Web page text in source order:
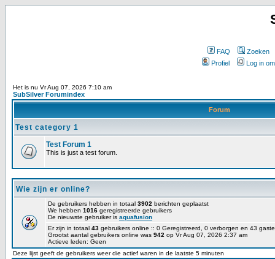
FAQ
Zoeken
Profiel
Log in
Het is nu Vr Aug 07, 2026 7:10 am
SubSilver Forumindex
Forum
Test category 1
Test Forum 1
This is just a test forum.
Wie zijn er online?
De gebruikers hebben in totaal 3902 berichten geplaatst
We hebben 1016 geregistreerde gebruikers
De nieuwste gebruiker is aquafusion
Er zijn in totaal 43 gebruikers online :: 0 Geregistreerd, 0 verborgen en 43
Grootst aantal gebruikers online was 942 op Vr Aug 07, 2026 2:37 am
Actieve leden: Geen
Deze lijst geeft de gebruikers weer die actief waren in de laatste 5 minuten